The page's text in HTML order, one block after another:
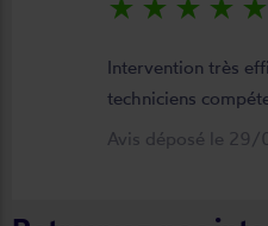
star_rate star_rate star_rate star_rate star_rate
Intervention très
techniciens
Avis déposé le